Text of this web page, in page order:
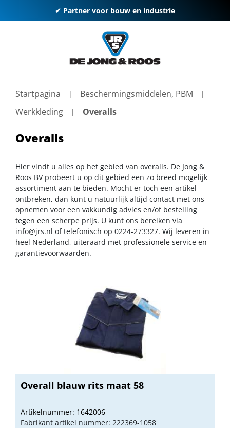
✔ Partner voor bouw en industrie
Startpagina
Beschermingsmiddelen, PBM
Werkkleding
Overalls
Overalls
Hier vindt u alles op het gebied van overalls. De Jong &
Roos BV probeert u op dit gebied een zo breed mogelijk
assortiment aan te bieden. Mocht er toch een artikel
ontbreken, dan kunt u natuurlijk altijd contact met ons
opnemen voor een vakkundig advies en/of bestelling
tegen een scherpe prijs. U kunt ons bereiken via
info@jrs.nl of telefonisch op 0224-273327. Wij leveren in
heel Nederland, uiteraard met professionele service en
garantievoorwaarden.
Overall blauw rits maat 58
Artikelnummer: 1642006
Fabrikant artikel nummer: 222369-1058